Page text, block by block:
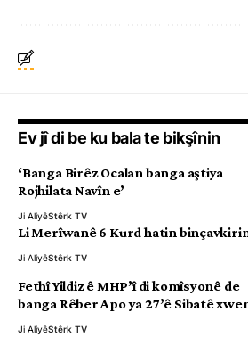
Ev jî di be ku bala te bikşînin
‘Banga Birêz Ocalan banga aştiya
Rojhilata Navîn e’
Ji AliyêStêrk TV
Li Merîwanê 6 Kurd hatin
Ji AliyêStêrk TV
Fethî Yildiz ê MHP’î di komîsyonê de
banga Rêber Apo ya 27’ê Sibatê
Ji AliyêStêrk TV